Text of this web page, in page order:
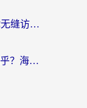
国外微信加速器怎么选？3步教你无缝访问国内资源（附避坑指南）
在国外可以看国内的视频app吗知乎？海外党亲测有效的追剧解决方案